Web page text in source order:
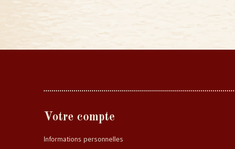
Votre compte
Informations personnelles